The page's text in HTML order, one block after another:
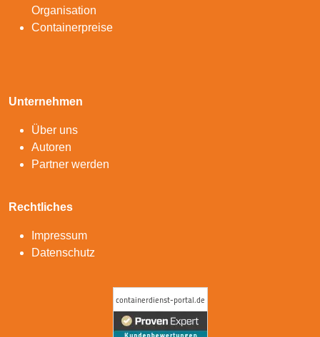
Organisation
Containerpreise
Unternehmen
Über uns
Autoren
Partner werden
Rechtliches
Impressum
Datenschutz